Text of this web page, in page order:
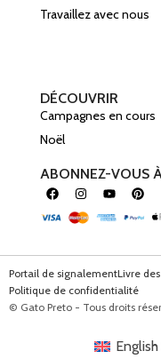
Travaillez avec nous
DÉCOUVRIR
Campagnes en cours
Noël
ABONNEZ-VOUS
Portail de signalementLivre
Politique de confidentialité
© Gato Preto - Tous droits
English